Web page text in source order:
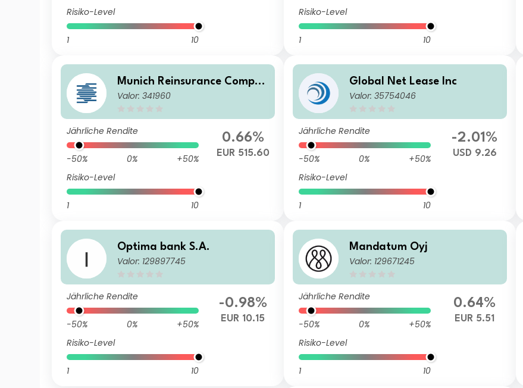
Risiko-Level
1 10
Risiko-Level
1 10
Munich Reinsurance Compan
y
Valor: 341960
Jährliche Rendite
-50% 0%
+50%
Risiko-Level
1 10
0.66%
EUR 515.60
Global Net Lease Inc
Valor: 35754046
Jährliche Rendite
-50% 0%
+50%
Risiko-Level
1 10
-2.01%
USD 9.26
Optima bank S.A.
Valor: 129897745
Jährliche Rendite
-50% 0%
+50%
Risiko-Level
1 10
-0.98%
EUR 10.15
Mandatum Oyj
Valor: 129671245
Jährliche Rendite
-50% 0%
+50%
Risiko-Level
1 10
0.64%
EUR 5.51